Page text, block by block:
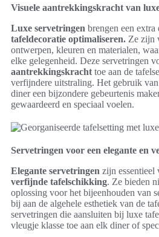
Visuele aantrekkingskracht van
Luxe servetringen brengen een extra
tafeldecoratie optimaliseren. Ze zijn
ontwerpen, kleuren en materialen,
elke gelegenheid. Deze servetringen
aantrekkingskracht toe aan de
verfijndere uitstraling. Het gebruik
diner een bijzondere gebeurtenis
gewaardeerd en speciaal voelen.
Servetringen voor een elegante en
Elegante servetringen zijn essentieel
verfijnde tafelschikking. Ze bieden
oplossing voor het bijeenhouden van
bij aan de algehele esthetiek van de
servetringen die aansluiten bij luxe
vleugje klasse toe aan elk diner of